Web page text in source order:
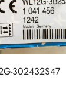
302432S47